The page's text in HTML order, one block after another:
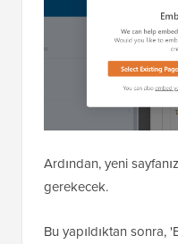
Ardından, yeni
gerekecek.
Bu yapıldıktan sonra,